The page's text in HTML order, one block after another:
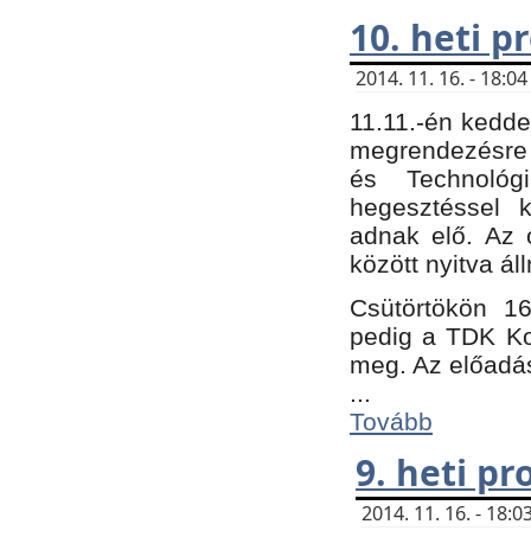
10. heti
2014. 11. 16. -
11.11.-én
és
hegesztéssel
adnak elő. Az
között nyitva
Csütörtökön
pedig a TDK
meg. Az
...
Tovább
9. heti
2014. 11. 16. -